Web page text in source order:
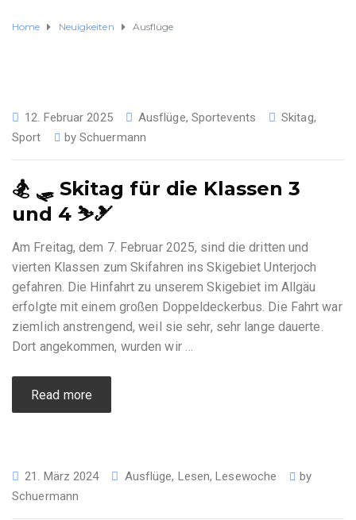
Home Neuigkeiten Ausflüge
12. Februar 2025 Ausflüge, Sportevents Skitag,
Sport
by Schuermann
🏂 🛷 Skitag für die Klassen 3
und 4 ⛷️🎿
Am Freitag, dem 7. Februar 2025, sind die dritten und
vierten Klassen zum Skifahren ins Skigebiet Unterjoch
gefahren. Die Hinfahrt zu unserem Skigebiet im Allgäu
erfolgte mit einem großen Doppeldeckerbus. Die Fahrt war
ziemlich anstrengend, weil sie sehr, sehr lange dauerte.
Dort angekommen, wurden wir
Read more
21. März 2024 Ausflüge, Lesen,Lesewoche
by
Schuermann